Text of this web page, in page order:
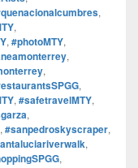
,
,
, #photoMTY,
,
,
,
, #safetravelMTY,
,
, #sanpedroskyscraper,
,
,